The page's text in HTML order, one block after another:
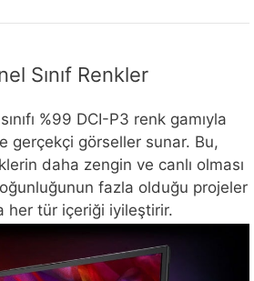
Sınıf Renkler
%99 DCI-P3 renk gamıyla
gerçekçi görseller sunar. Bu,
daha zengin ve canlı olması
fazla olduğu projeler
her tür içeriği iyileştirir.